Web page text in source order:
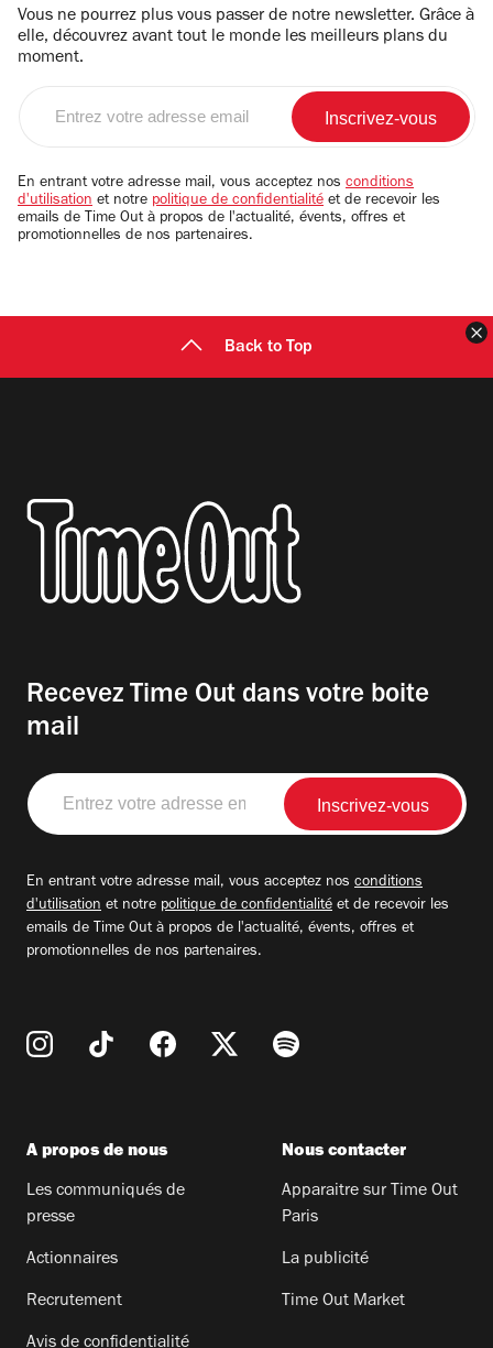
Vous ne pourrez plus vous passer de notre newsletter. Grâce à
elle, découvrez avant tout le monde les meilleurs plans du
moment.
email
En entrant votre adresse mail, vous acceptez nos conditions
d'utilisation et notre politique de confidentialité et de recevoir les
emails de Time Out à propos de l'actualité, évents, offres et
promotionnelles de nos partenaires.
Back to Top
Recevez Time Out dans votre boite
mail
Entrez
votre
adresse
En entrant votre adresse mail, vous acceptez nos conditions
d'utilisation et notre politique de confidentialité et de recevoir les
emails de Time Out à propos de l'actualité, évents, offres et
promotionnelles de nos partenaires.
A propos de nous
Les communiqués de
presse
Actionnaires
Recrutement
Avis de confidentialité
Nous contacter
Apparaitre sur Time Out
Paris
La publicité
Time Out Market